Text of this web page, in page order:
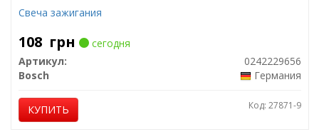
Свеча зажигания
108 грн
сегодня
Артикул:
0242229656
Bosch
Германия
КУПИТЬ Код: 27871-9